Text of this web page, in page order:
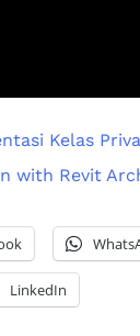
Kelas
with Revit
LinkedIn